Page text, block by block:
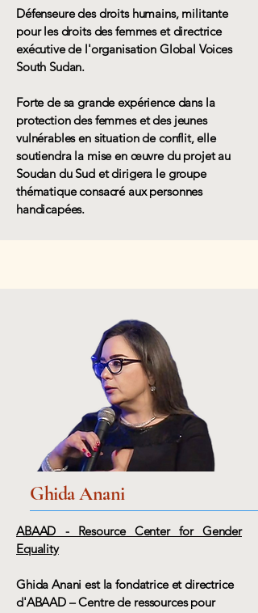
Défenseure des droits humains, militante
pour les droits des femmes et directrice
exécutive de l'organisation Global Voices
South Sudan.
Forte de sa grande expérience dans la
protection des femmes et des jeunes
vulnérables en situation de conflit, elle
soutiendra la mise en œuvre du projet au
Soudan du Sud et dirigera le groupe
thématique consacré aux personnes
handicapées.
Ghida Anani
ABAAD - Resource Center for Gender
Equality
Ghida Anani est la fondatrice et directrice
d'ABAAD – Centre de ressources pour